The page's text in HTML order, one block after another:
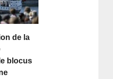
de la
blocus